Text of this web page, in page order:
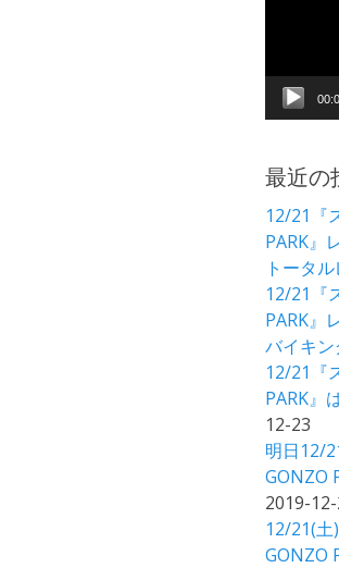
ヤ
最近の
12/21『
PARK』
トータル
12/21『
PARK』
バイキン
12/21『
PARK』
12-23
明日12/
GONZO
2019-
12/21(土
GONZO